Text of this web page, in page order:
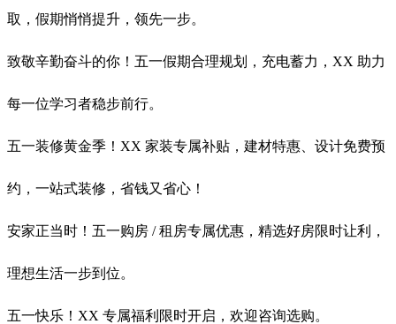
取，假期悄悄提升，领先一步。
致敬辛勤奋斗的你！五一假期合理规划，充电蓄力，XX 助力
每一位学习者稳步前行。
五一装修黄金季！XX 家装专属补贴，建材特惠、设计免费预
约，一站式装修，省钱又省心！
安家正当时！五一购房 / 租房专属优惠，精选好房限时让利，
理想生活一步到位。
五一快乐！XX 专属福利限时开启，欢迎咨询选购。